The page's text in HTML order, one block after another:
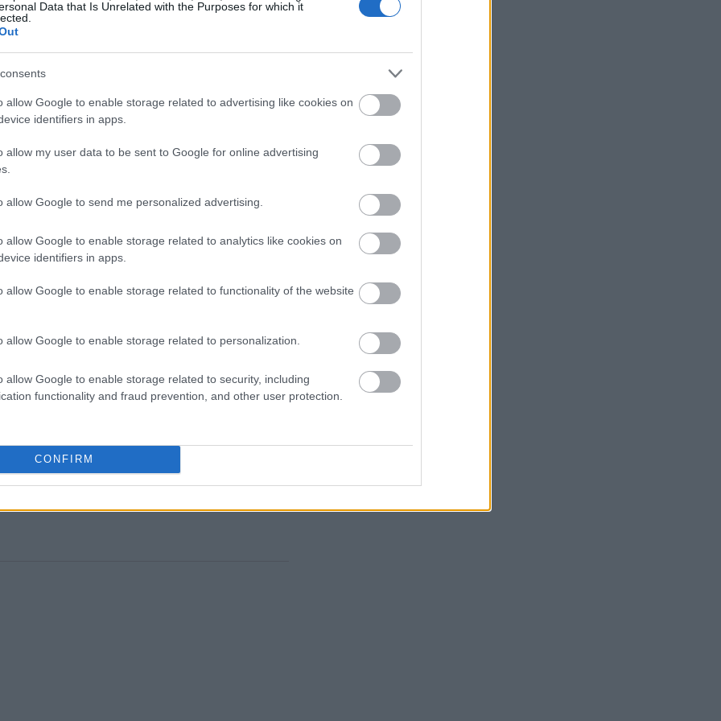
Data that Is Unrelated with the Purposes for which it
allow Google to enable storage related to advertising like cookies on
identifiers in apps.
allow my user data to be sent to Google for online advertising
allow Google to send me personalized advertising.
allow Google to enable storage related to analytics like cookies on
identifiers in apps.
allow Google to enable storage related to functionality of the website
allow Google to enable storage related to personalization.
allow Google to enable storage related to security, including
functionality and fraud prevention, and other user protection.
CONFIRM
θα «αποφύγουν να διαταράξουν τη
», ενώ παραδέχθηκε ότι δεν υπάρχει
Πούτιν είναι πρόθυμος να καθίσει στο
του μπλοκ.
με τον Πούτιν]»
European University Institute στη
κανείς δεν έχει δει οποιοδήποτε
πραγματικά να εμπλακεί σε σοβαρές
Ο Ζελένσκι θα επισκεφθεί τη Σερβία
πολέμου
Ξεκινούν τα δοκιμαστικά δρομολόγια
της επέκτασης του Μετρό
Θεσσαλονίκης προς την Καλαμαριά
18η συνεχόμενη χρονιά
δολαρίων για τη DeepSeek
Βρεττού (Credia): Πιστωτική επέκταση
άνω των 1,3 δισ. ευρώ φέτος -
Επιταχύνει την ανάπτυξη, μεταθέτει
19:14
Στα πράσινα οι ευρωαγορές - Νέο
ενδοσυνεδριακό ρεκόρ για τον Stoxx